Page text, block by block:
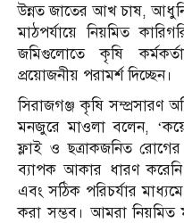
উন্নত জাতের আখ চাষ,
মাঠপর্যায়ে নিয়মিত
জমিগুলোতে কৃষি
প্রয়োজনীয় পরামর্শ দিচ্ছেন।
সিরাজগঞ্জ কৃষি
মনজুরে মাওলা বলেন,
ফ্লাই ও ছত্রাকজনিত
ব্যাপক আকার ধারণ
এবং সঠিক পরিচর্যার
করা সম্ভব। আমরা নিয়মিত